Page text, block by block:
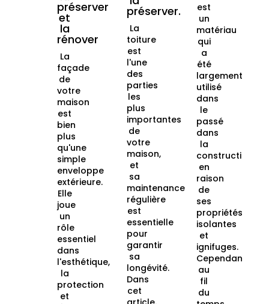
préserver
et
la
rénover
La
façade
de
votre
maison
est
bien
plus
qu'une
simple
enveloppe
extérieure.
Elle
joue
un
rôle
essentiel
dans
l'esthétique,
la
protection
et
préserver.
La
toiture
est
l'une
des
parties
les
plus
importantes
de
votre
maison,
et
sa
maintenance
régulière
est
essentielle
pour
garantir
sa
longévité.
Dans
cet
est
un
matériau
qui
a
été
largement
utilisé
dans
le
passé
dans
la
construction
en
raison
de
ses
propriétés
isolantes
et
ignifuges.
Cependant,
au
fil
du